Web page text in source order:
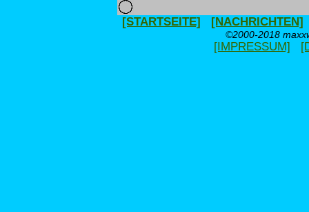
[STARTSEITE] [NACHRICHTEN]
©2000-2018
[IMPRESSUM]